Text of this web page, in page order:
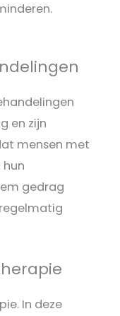
en zijn
mensen met
gedrag
In deze